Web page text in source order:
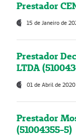
Prestador
15 de Janeiro de
Prestador
LTDA
01 de Abril de 2020
Prestador
(51004355-5)